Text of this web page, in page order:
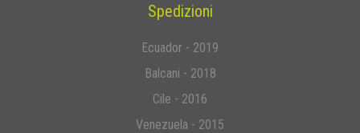
Spedizioni
Ecuador - 2019
Balcani - 2018
Cile - 2016
Venezuela - 2015